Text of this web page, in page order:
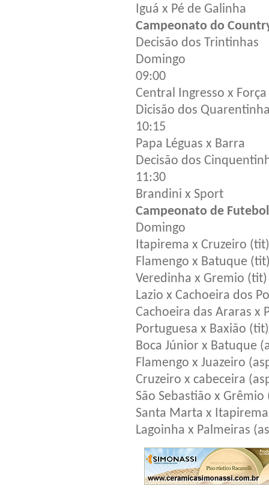
Iguá x Pé de Galinha
Campeonato do
Decisão dos Trintinhas
Domingo
09:00
Central Ingresso x Força
Dicisão dos
10:15
Papa Léguas x Barra
Decisão dos
11:30
Brandini x Sport
Campeonato de
Domingo
Itapirema x Cruzeiro (tit)
Flamengo x Batuque
Veredinha x Gremio (tit)
Lazio x Cachoeira dos
Cachoeira das Araras x
Portuguesa x Baxião (tit)
Boca Júnior x Batuque
Flamengo x Juazeiro
Cruzeiro x cabeceira
São Sebastião x Grêmio
Santa Marta x
Lagoinha x Palmeiras